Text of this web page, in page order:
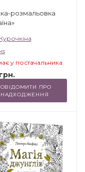
розмальовка
у постачальника
ПРО
НАДХОДЖЕННЯ